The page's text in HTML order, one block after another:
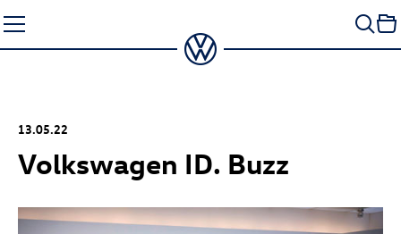
Seiteninhalt
springen
13.05.22
Volkswagen ID. Buzz